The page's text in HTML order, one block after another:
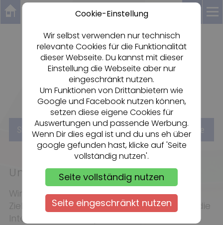
Dartsportzentrum Rheingau
FC OESTRICH 1920 e.V.
Sie sind hier: Start « DZ RHEINGAU « Unsere Werte
Unsere Werte
Wir, der FC Oestrich 1920 e.V. verfolgen das
Ziel, allen Menschen einen Raum zu bieten, die
Interesse am Dartsport haben.
Cookie-Einstellung
Wir selbst verwenden nur technisch
relevante Cookies für die Funktionalität
dieser Webseite. Du kannst mit dieser
Einstellung die Webseite aber nur
eingeschränkt nutzen.
Um Funktionen von Drittanbietern wie
Google und Facebook nutzen können,
setzen diese eigene Cookies für
Auswertungen und passende Werbung.
Wenn Dir dies egal ist und du uns eh über
google gefunden hast, klicke auf 'Seite
vollständig nutzen'.
Seite eingeschränkt nutzen
Seite vollständig nutzen